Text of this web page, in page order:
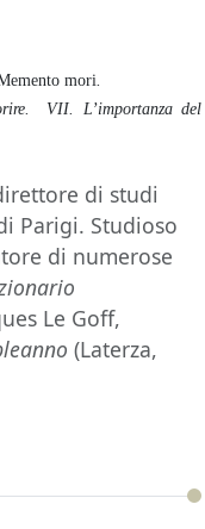
mori.
VII. L’importanza del
di studi
Parigi. Studioso
di numerose
Le Goff,
(Laterza,